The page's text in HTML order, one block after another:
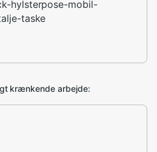
krænkende arbejde: